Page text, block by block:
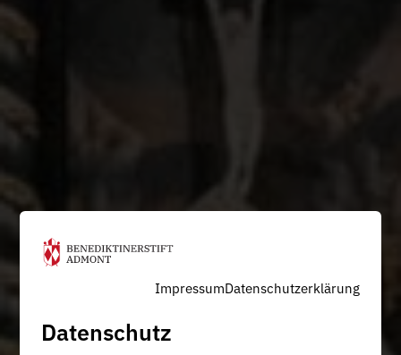
ImpressumDatenschutzerklärung
Datenschutz